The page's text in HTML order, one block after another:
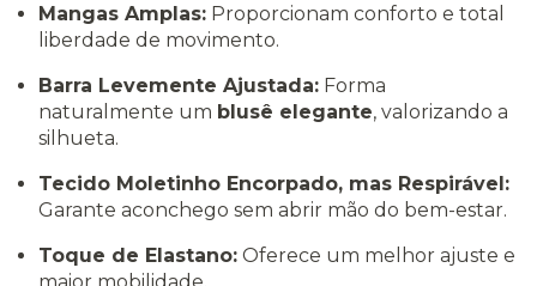
Mangas Amplas: Proporcionam conforto e total
liberdade de movimento.
Barra Levemente Ajustada: Forma
naturalmente um blusê elegante, valorizando a
silhueta.
Tecido Moletinho Encorpado, mas Respirável:
Garante aconchego sem abrir mão do bem-estar.
Toque de Elastano: Oferece um melhor ajuste e